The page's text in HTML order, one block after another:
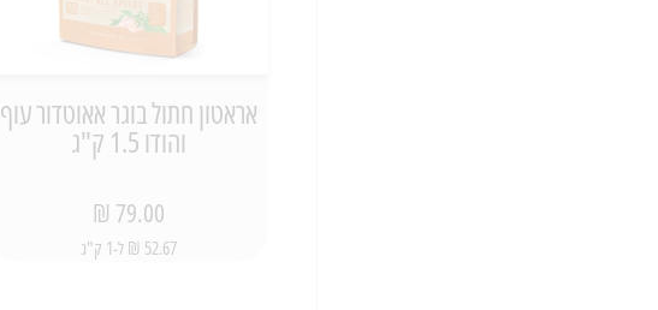
אראטון חתול בוגר אאוטדור עוף
והודו 1.5 ק"ג
79.00 ₪
52.67 ₪ ל-1 ק"ג